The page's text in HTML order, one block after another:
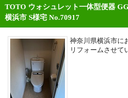
TOTO ウォシュレット一体型便器
横浜市 S様宅 No.70917
神奈川県横浜市に
リフォームさせて